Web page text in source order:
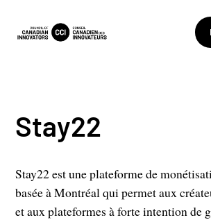
Stay22
Stay22 est une plateforme de
basée à Montréal qui permet aux
et aux plateformes à forte intention de